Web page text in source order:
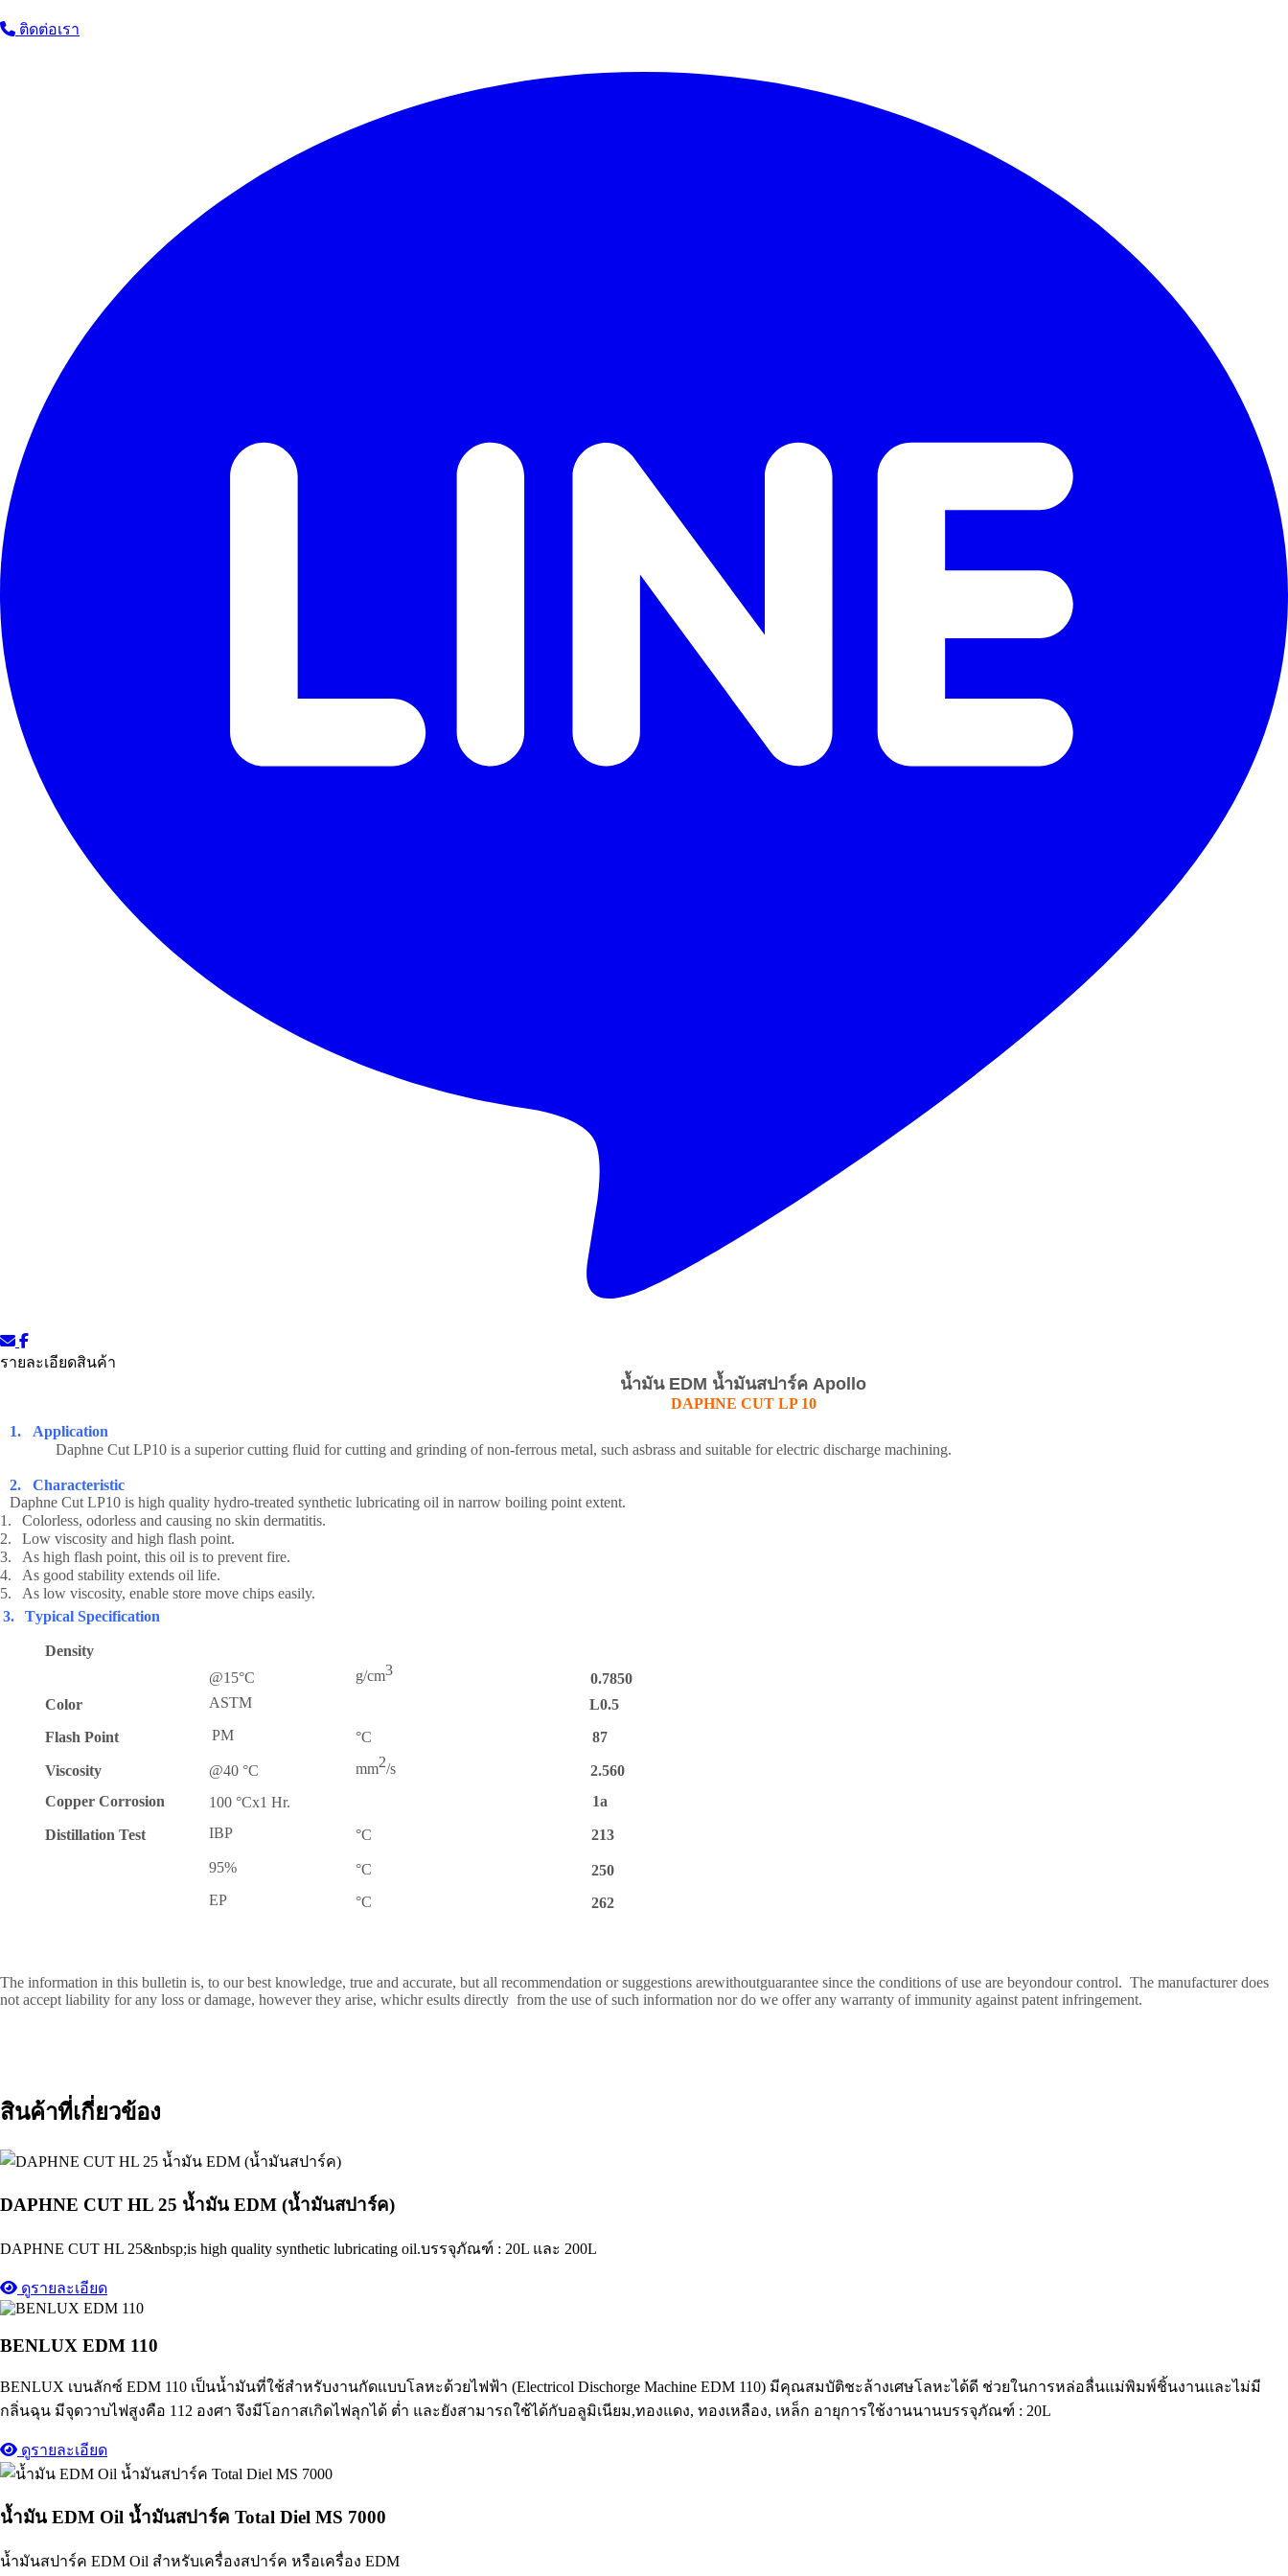
ติดต่อเรา
รายละเอียดสินค้า
น้ำมัน EDM น้ำมันสปาร์ค Apollo
DAPHNE CUT LP 10
1.
Application
Daphne Cut LP10 is a superior cutting fluid for cutting and grinding of non-ferrous metal, such asbrass and suitable for electric discharge machining.
2.
Characteristic
Daphne Cut LP10 is high quality hydro-treated synthetic lubricating oil in narrow boiling pointextent.
1.
Colorless, odorless and causing no skin dermatitis.
2.
Low viscosity and high flash point.
3.
As high flash point, this oil is to prevent fire.
4.
As good stability extends oil life.
5.
As low viscosity, enable store move chips easily.
3.
Typical Specification
Density
@15°C g/cm3
0.7850
Color
ASTM
L0.5
Flash Point
PM °C 87
Viscosity @40 °C mm2/s
2.560
Copper Corrosion
100 °Cx1 Hr. 1a
Distillation Test IBP °C
213
95%
°C
250
EP
°C 262
The information in this bulletin is, to our best knowledge, true and accurate, but all recommendation or suggestions arewithoutguarantee since the conditions of use are beyondour control. The manufacturer does
not accept liability for any loss or damage, however they arise, whichr esults directly from the use of such information nor do we offer any warranty of immunity against patent infringement.
สินค้าที่เกี่ยวข้อง
DAPHNE CUT HL 25 น้ำมัน EDM (น้ำมันสปาร์ค)
DAPHNE CUT HL 25&nbsp;is high quality synthetic lubricating oil.บรรจุภัณฑ์ : 20L และ 200L
ดูรายละเอียด
BENLUX EDM 110
BENLUX เบนลักซ์ EDM 110 เป็นน้ำมันที่ใช้สําหรับงานกัดแบบโลหะด้วยไฟฟ้า (Electricol Dischorge Machine EDM 110) มีคุณสมบัติชะล้างเศษโลหะได้ดี ช่วยในการหล่อลื่นแม่พิมพ์ชิ้นงานและไม่มี
กลิ่นฉุน มีจุดวาบไฟสูงคือ 112 องศา จึงมีโอกาสเกิดไฟลุกได้ ตํ่า และยังสามารถใช้ได้กับอลูมิเนียม,ทองแดง, ทองเหลือง, เหล็ก อายุการใช้งานนานบรรจุภัณฑ์ : 20L
ดูรายละเอียด
น้ำมัน EDM Oil น้ำมันสปาร์ค Total Diel MS 7000
น้ำมันสปาร์ค EDM Oil สำหรับเครื่องสปาร์ค หรือเครื่อง EDM